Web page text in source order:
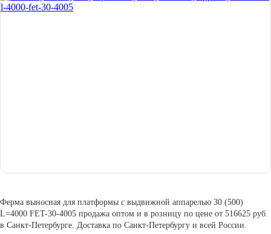
Ферма выносная для платформы с выдвижной аппарелью 30 (500)
L=4000 FET-30-4005 продажа оптом и в розницу по цене от 516625 руб.
в Санкт-Петербурге. Доставка по Санкт-Петербургу и всей России.